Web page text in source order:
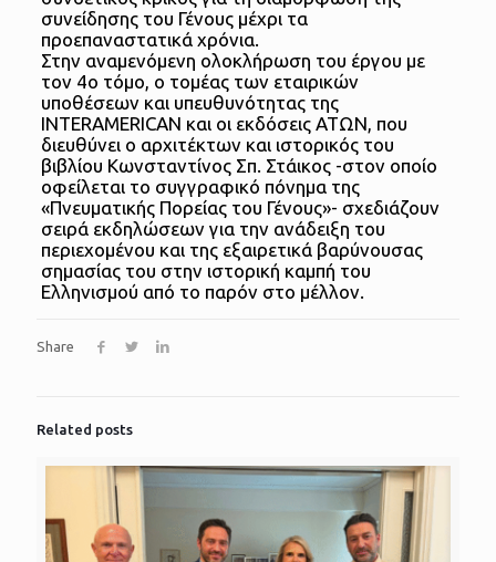
συνείδησης του Γένους μέχρι τα
προεπαναστατικά χρόνια.
Στην αναμενόμενη ολοκλήρωση του έργου με
τον 4ο τόμο, ο τομέας των εταιρικών
υποθέσεων και υπευθυνότητας της
INTERAMERICAN και οι εκδόσεις ΑΤΩΝ, που
διευθύνει ο αρχιτέκτων και ιστορικός του
βιβλίου Κωνσταντίνος Σπ. Στάικος -στον οποίο
οφείλεται το συγγραφικό πόνημα της
«Πνευματικής Πορείας του Γένους»- σχεδιάζουν
σειρά εκδηλώσεων για την ανάδειξη του
περιεχομένου και της εξαιρετικά βαρύνουσας
σημασίας του στην ιστορική καμπή του
Ελληνισμού από το παρόν στο μέλλον.
Share
Related posts